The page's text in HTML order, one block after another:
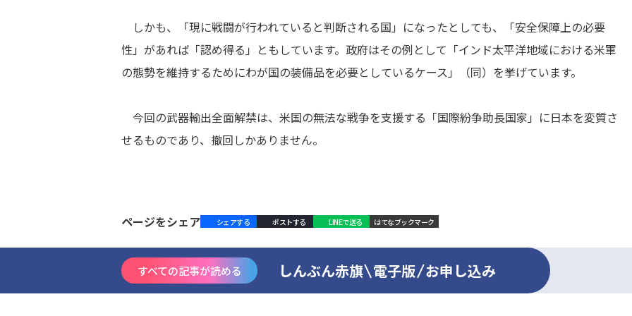
しかも、「現に戦闘が行われていると判断される国」になったとしても、「安全保障上の必要
性」があれば「認め得る」ともしています。政府はその例として「インド太平洋地域における米軍
の態勢を維持するためにわが国の装備品を必要としているケース」（同）を挙げています。
今回の武器輸出全面解禁は、米国の無法な戦争を支援する「国際紛争助長国家」に日本を変質さ
せるものであり、撤回しかありません。
ページをシェア シェアする ポストする LINEで送る はてなブックマーク
すべての記事が読める しんぶん赤旗 電子版 お申し込み